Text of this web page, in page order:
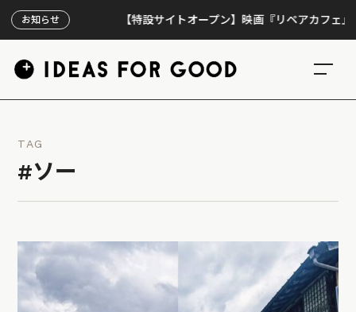
お知らせ 【特設サイトオープン】映画『リペアカフェ』、上
TAG
#ソー